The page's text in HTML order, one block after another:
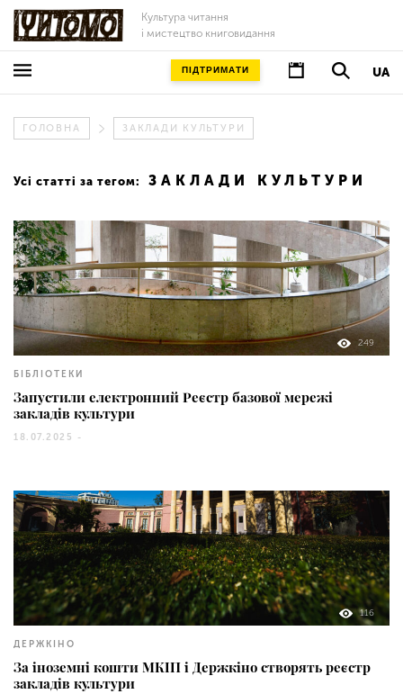
Культура читання
і мистецтво книговидання
UA
ПІДТРИМАТИ
ГОЛОВНА ЗАКЛАДИ КУЛЬТУРИ
Усі статті за тегом: ЗАКЛАДИ КУЛЬТУРИ
249
БІБЛІОТЕКИ
Запустили електронний Реєстр базової мережі
закладів культури
18.07.2025 -
116
ДЕРЖКІНО
За іноземні кошти МКІП і Держкіно створять реєстр
закладів культури